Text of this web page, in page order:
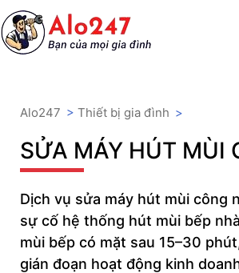
Alo247 > Thiết bị gia đình >
SỬA MÁY HÚT MÙI
Dịch vụ sửa máy hút mùi công
sự cố hệ thống hút mùi bếp
mùi bếp có mặt sau 15–30
gián đoạn hoạt động kinh